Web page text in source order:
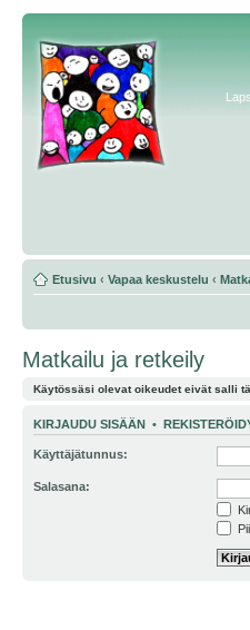
Etusivu ‹ Vapaa keskustelu ‹
Matkailu ja retkeily
Käytössäsi olevat oikeudet eivät salli
KIRJAUDU SISÄÄN •
Käyttäjätunnus:
Salasana: